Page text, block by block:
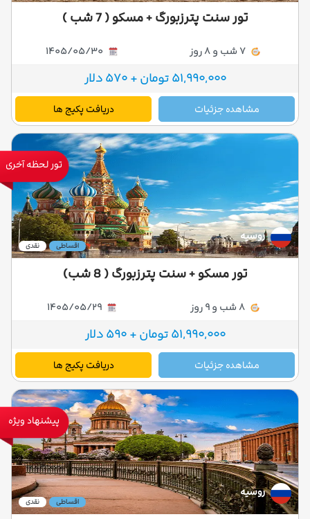
تور سنت پترزبورگ + مسکو ( 7 شب )
51,990,000 تومان + 570 دلار
مشاهده جزئیات دریافت پکیج ها
تور لحظه آخری
روسیه
نقدی اقساطی
تور مسکو + سنت پترزبورگ ( 8 شب)
51,990,000 تومان + 590 دلار
مشاهده جزئیات دریافت پکیج ها
پیشنهاد ویژه
روسیه
نقدی اقساطی